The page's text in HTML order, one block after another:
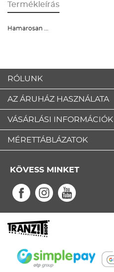
Termékleírás
Hamarosan ...
RÓLUNK
AZ ÁRUHÁZ HASZNÁLATA
VÁSÁRLÁSI INFORMÁCIÓK
MÉRETTÁBLÁZATOK
KÖVESS MINKET